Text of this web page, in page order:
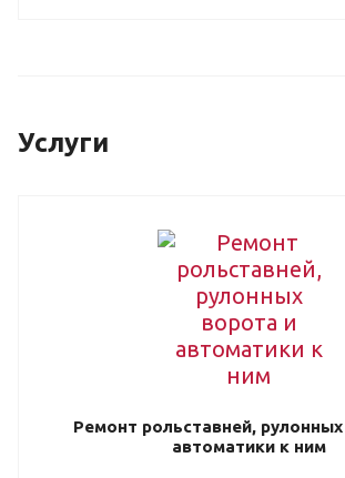
Услуги
Ремонт рольставней,
автоматики к ним